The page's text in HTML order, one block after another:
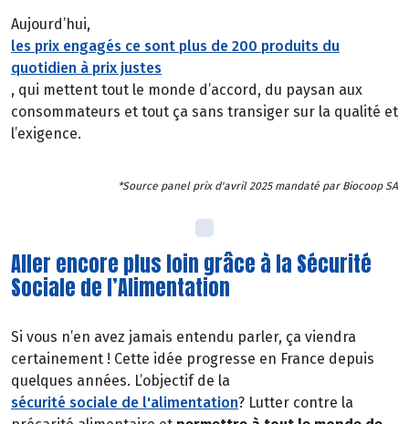
Aujourd’hui,
les prix engagés ce sont plus de 200 produits du
quotidien à prix justes
, qui mettent tout le monde d’accord, du paysan aux
consommateurs et tout ça sans transiger sur la qualité et
l’exigence.
*Source panel prix d'avril 2025 mandaté par Biocoop SA
Aller encore plus loin grâce à la Sécurité
Sociale de l’Alimentation
Si vous n’en avez jamais entendu parler, ça viendra
certainement ! Cette idée progresse en France depuis
quelques années. L’objectif de la
sécurité sociale de l'alimentation? Lutter contre la